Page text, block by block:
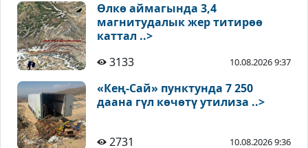
Өлкө аймагында 3,4
магнитудалык жер титирөө
каттал ..>
3133
10.08.2026 9:37
«Кең-Сай» пунктунда 7 250
даана гүл көчөтү утилиза ..>
2731 10.08.2026 9:36